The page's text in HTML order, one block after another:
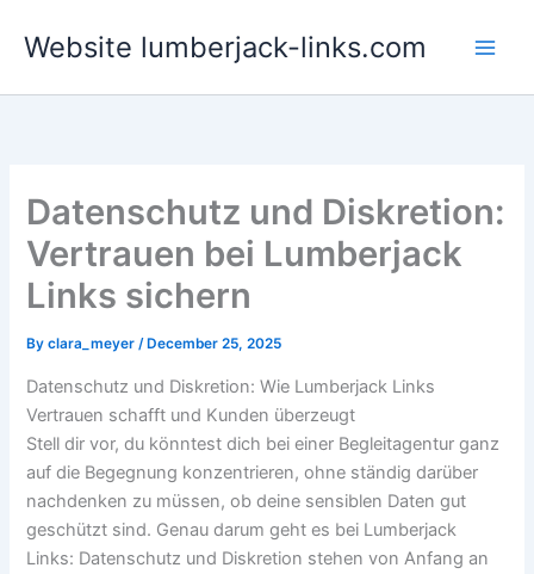
Website lumberjack-links.com
Datenschutz und Diskretion:
Vertrauen bei Lumberjack
Links sichern
Byclara_meyer/ December 25, 2025
Datenschutz und Diskretion: Wie Lumberjack Links
Vertrauen schafft und Kunden überzeugt
Stell dir vor, du könntest dich bei einer Begleitagentur ganz
auf die Begegnung konzentrieren, ohne ständig darüber
nachdenken zu müssen, ob deine sensiblen Daten gut
geschützt sind. Genau darum geht es bei Lumberjack
Links: Datenschutz und Diskretion stehen von Anfang an